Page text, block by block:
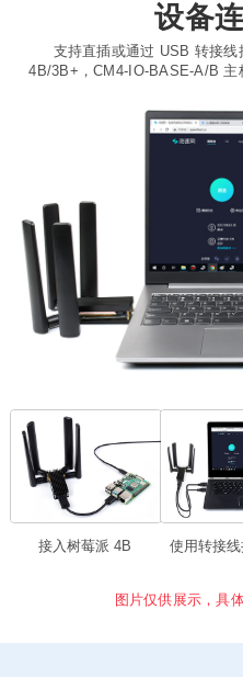
设备
支持直插或通过 USB 转接
4B/3B+，CM4-IO-BASE-A/B 主
接入树莓派 4B 使用转接
图片仅供展示，具